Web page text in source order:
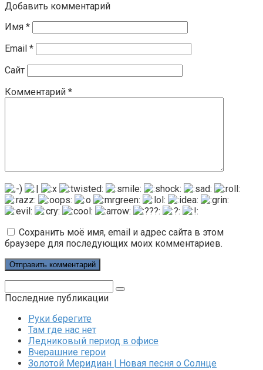
Добавить комментарий
Имя *
Email *
Сайт
Комментарий *
Сохранить моё имя, email и адрес сайта в этом
браузере для последующих моих комментариев.
Последние публикации
Руки берегите
Там где нас нет
Ледниковый период в офисе
Вчерашние герои
Золотой Меридиан | Новая песня о Солнце